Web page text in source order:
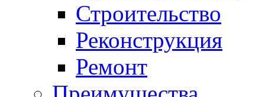
Строительство
Реконструкция
Ремонт